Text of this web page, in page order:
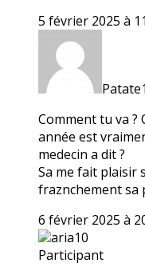
5 février 2025 à
Comment tu va ?
année est
medecin a dit ?
Sa me fait plaisir
fraznchement sa
6 février 2025 à
aria10
Participant